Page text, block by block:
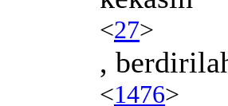
<27>
,
<1476>